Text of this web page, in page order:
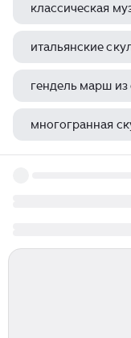
итальянские
гендель марш
многогранная